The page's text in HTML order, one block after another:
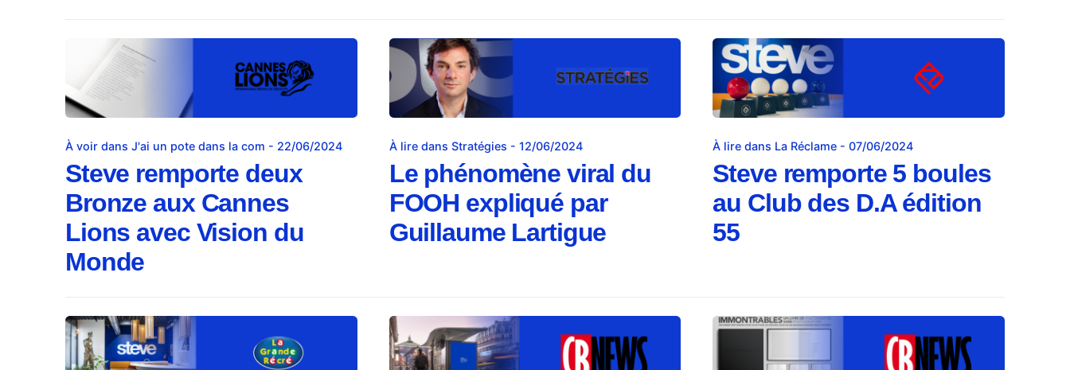
À voir dans J'ai un pote dans la com - 22/06/2024
Steve remporte deux
Bronze aux Cannes
Lions avec Vision du
Monde
À lire dans Stratégies - 12/06/2024
Le phénomène viral du
FOOH expliqué par
Guillaume Lartigue
À lire dans La Réclame - 07/06/2024
Steve remporte 5 boules
au Club des D.A édition
55